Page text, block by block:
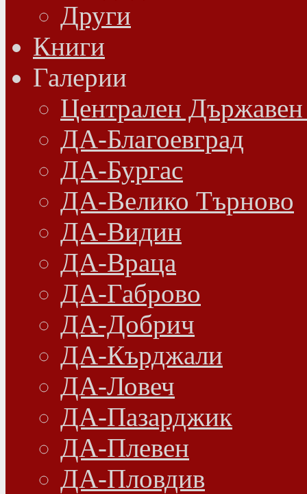
Други
Книги
Галерии
Централен
ДА-Благоевград
ДА-Бургас
ДА-Велико Търново
ДА-Видин
ДА-Враца
ДА-Габрово
ДА-Добрич
ДА-Кърджали
ДА-Ловеч
ДА-Пазарджик
ДА-Плевен
ДА-Пловдив